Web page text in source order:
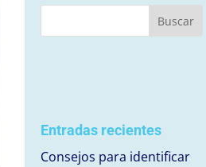
Entradas recientes
Consejos para identificar